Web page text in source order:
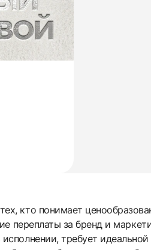
кто понимает
переплаты за бренд и
требует